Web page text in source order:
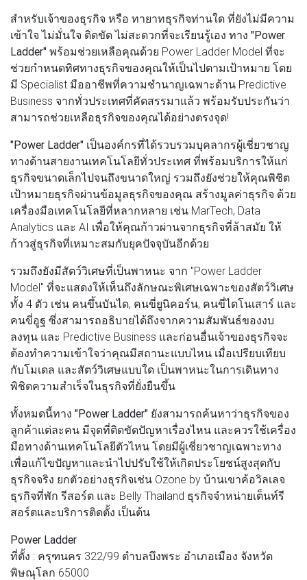
สำหรับเจ้าของธุรกิจ หรือ ทายาทธุรกิจท่านใด ที่ยังไม่มีความ
เข้าใจ ไม่มั่นใจ ติดขัด ไม่สะดวกที่จะเรียนรู้เอง ทาง "Power
Ladder" พร้อมช่วยเหลือคุณด้วย Power Ladder Model ที่จะ
ช่วยกำหนดทิศทางธุรกิจของคุณให้เป็นไปตามเป้าหมาย โดย
มี Specialist มืออาชีพที่ความชำนาญเฉพาะด้าน Predictive
Business จากทั่วประเทศที่คัดสรรมาแล้ว พร้อมรับประกันว่า
สามารถช่วยเหลือธุรกิจของคุณได้อย่างตรงจุด!
"Power Ladder" เป็นองค์กรที่ได้รวบรวมบุคลากรผู้เชี่ยวชาญ
ทางด้านสายงานเทคโนโลยีทั่วประเทศ ที่พร้อมบริการให้แก่
ธุรกิจขนาดเล็กไปจนถึงขนาดใหญ่ รวมถึงยังช่วยให้คุณพิชิต
เป้าหมายธุรกิจผ่านข้อมูลธุรกิจของคุณ สร้างมูลค่าธุรกิจ ด้วย
เครื่องมือเทคโนโลยีที่หลากหลาย เช่น MarTech, Data
Analytics และ AI เพื่อให้คุณก้าวผ่านจากธุรกิจที่ล้าสมัย ให้
ก้าวสู่ธุรกิจที่เหมาะสมกับยุคปัจจุบันอีกด้วย
รวมถึงยังมีสัตว์วิเศษที่เป็นพาหนะ จาก "Power Ladder
Model" ที่จะแสดงให้เห็นถึงลักษณะพิเศษเฉพาะของสัตว์วิเศษ
ทั้ง 4 ตัว เช่น คนขึ้นบันได, คนขี่ยูนิคอร์น, คนขี่ไดโนเสาร์ และ
คนขี่อูฐ ซึ่งสามารถอธิบายได้ถึงจากความสัมพันธ์ของงบ
ลงทุน และ Predictive Business และก่อนอื่นเจ้าของธุรกิจจะ
ต้องทำความเข้าใจว่าคุณมีสถานะแบบไหน เมื่อเปรียบเทียบ
กับโมเดล และสัตว์วิเศษแบบใด เป็นพาหนะในการเดินทาง
พิชิตความสำเร็จในธุรกิจที่ยั่งยืนขึ้น
ทั้งหมดนี้ทาง "Power Ladder" ยังสามารถค้นหาว่าธุรกิจของ
ลูกค้าแต่ละคน มีจุดที่ติดขัดปัญหาเรื่องไหน และควรใช้เครื่อง
มือทางด้านเทคโนโลยีตัวไหน โดยมีผู้เชี่ยวชาญเฉพาะทาง
เพื่อแก้ไขปัญหาและนำไปปรับใช้ให้เกิดประโยชน์สูงสุดกับ
ธุรกิจจริง ยกตัวอย่างธุรกิจเช่น Ozone by บ้านเขาค้อวิลเลจ
ธุรกิจที่พัก รีสอร์ต และ Belly Thailand ธุรกิจจำหน่ายเต็นท์รี
สอร์ตและบริการติดตั้ง เป็นต้น
Power Ladder
ที่ตั้ง : ครุฑนคร 322/99 ตำบลบึงพระ อำเภอเมือง จังหวัด
พิษณุโลก 65000